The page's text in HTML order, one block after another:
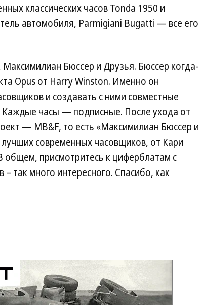
классических часов Tonda 1950 и
автомобиля, Parmigiani Bugatti — все его
Бюссер и Друзья. Бюссер когда-
Opus от Harry Winston. Именно он
и создавать с ними совместные
часы — подписные. После ухода от
— MB&F, то есть «Максимилиан Бюссер и
современных часовщиков, от Кари
общем, присмотритесь к циферблатам с
так много интересного. Спасибо, как